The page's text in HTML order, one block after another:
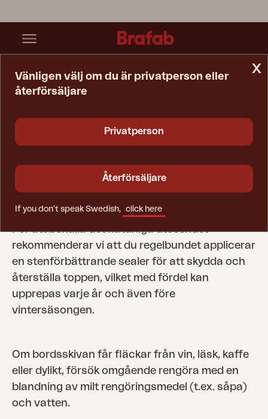
Sten- och
marmorskivor
och de är framtagna för användning utomhus.
För att behålla det naturliga utseendet
rekommenderar vi att du regelbundet applicerar
en stenförbättrande sealer för att skydda och
återställa toppen, vilket med fördel kan
upprepas varje år och även före
vintersäsongen.
Om bordsskivan får fläckar från vin, läsk, kaffe
eller dylikt, försök omgående rengöra med en
blandning av milt rengöringsmedel (t.ex. såpa)
och vatten.
x
Vänligen välj om du är privatperson eller
återförsäljare
Privatperson
Återförsäljare
If you don't speak Swedish, click here